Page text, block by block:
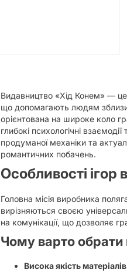
Видавництво «Хід Конем» — це
що допомагають людям
орієнтована на широке коло
глибокі психологічні
продуманої механіки та
романтичних побачень.
Особливості ігор
Головна місія виробника
вирізняються своєю
на комунікації, що дозволяє
Чому варто
Висока якість